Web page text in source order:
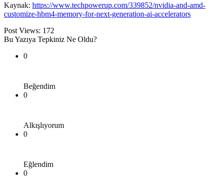
Kaynak: https://www.techpowerup.com/339852/nvidia-and-amd-
customize-hbm4-memory-for-next-generation-ai-accelerators
Post Views: 172
Bu Yazıya Tepkiniz Ne Oldu?
0
Beğendim
0
Alkışlıyorum
0
Eğlendim
0